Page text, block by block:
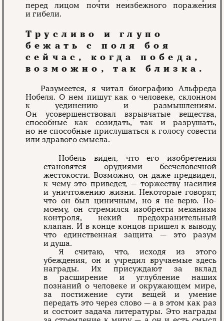
перед лицом почти неизбежного поражения
и гибели.
Трусливо и глупо
бежать с поля боя
сейчас, когда победа,
возможно, так близка.
Разумеется, я читал биографию Альфреда
Нобеля. О нем пишут как о человеке, склонном
к уединению и размышлениям.
Он усовершенствовал взрывчатые вещества,
способные как созидать, так и разрушать,
но не способные прислушаться к голосу совести
или здравого смысла.
Нобель видел, что его изобретения
становятся орудиями бесчеловечной
жестокости. Возможно, он даже предвидел,
к чему это приведет, — торжеству насилия
и уничтожению жизни. Некоторые говорят,
что он был циничным, но я не верю. По-
моему, он стремился изобрести механизм
контроля, некий предохранительный
клапан. И в конце концов пришел к выводу,
что единственная защита — это разум
и душа.
Я считаю, что, исходя из этого
убеждения, он и учредил вручаемые здесь
награды. Их присуждают за вклад
в расширение и углубление наших
познаний о человеке и окружающем мире,
за постижение сути вещей и умение
передать это через слово — а в этом как раз
и состоит задача литературы. Это награды